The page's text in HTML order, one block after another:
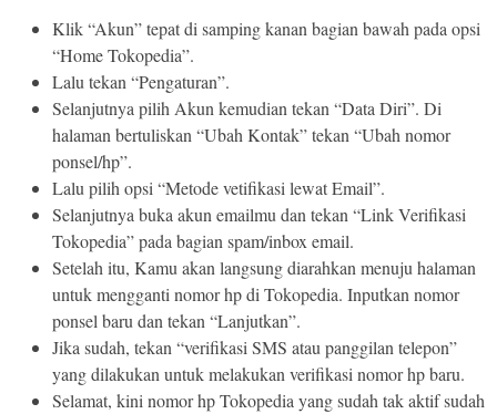
Klik “Akun” tepat di samping kanan bagian bawah pada opsi
“Home Tokopedia”.
Lalu tekan “Pengaturan”.
Selanjutnya pilih Akun kemudian tekan “Data Diri”. Di
halaman bertuliskan “Ubah Kontak” tekan “Ubah nomor
ponsel/hp”.
Lalu pilih opsi “Metode vetifikasi lewat Email”.
Selanjutnya buka akun emailmu dan tekan “Link Verifikasi
Tokopedia” pada bagian spam/inbox email.
Setelah itu, Kamu akan langsung diarahkan menuju halaman
untuk mengganti nomor hp di Tokopedia. Inputkan nomor
ponsel baru dan tekan “Lanjutkan”.
Jika sudah, tekan “verifikasi SMS atau panggilan telepon”
yang dilakukan untuk melakukan verifikasi nomor hp baru.
Selamat, kini nomor hp Tokopedia yang sudah tak aktif sudah